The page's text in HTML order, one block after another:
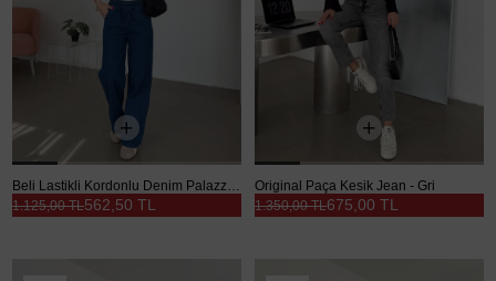
Beli Lastikli Kordonlu Denim Palazzo - Lacivert
562,50 TL
1.125,00 TL
Original Paça Kesik Jean - Gri
675,00 TL
1.350,00 TL